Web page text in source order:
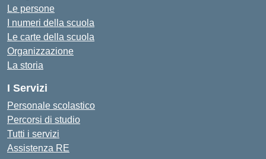
Le persone
I numeri della scuola
Le carte della scuola
Organizzazione
La storia
I Servizi
Personale scolastico
Percorsi di studio
Tutti i servizi
Assistenza RE